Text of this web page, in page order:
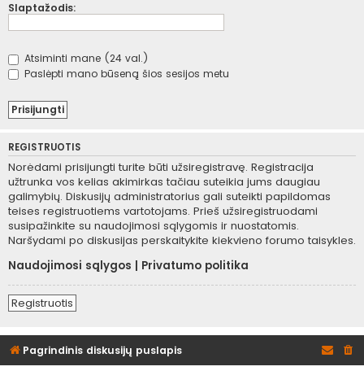
Slaptažodis:
Atsiminti mane (24 val.)
Paslėpti mano būseną šios sesijos metu
REGISTRUOTIS
Norėdami prisijungti turite būti užsiregistravę. Registracija
užtrunka vos kelias akimirkas tačiau suteikia jums daugiau
galimybių. Diskusijų administratorius gali suteikti papildomas
teises registruotiems vartotojams. Prieš užsiregistruodami
susipažinkite su naudojimosi sąlygomis ir nuostatomis.
Naršydami po diskusijas perskaitykite kiekvieno forumo taisykles.
Naudojimosi sąlygos
Privatumo politika
Registruotis
Pagrindinis diskusijų puslapis